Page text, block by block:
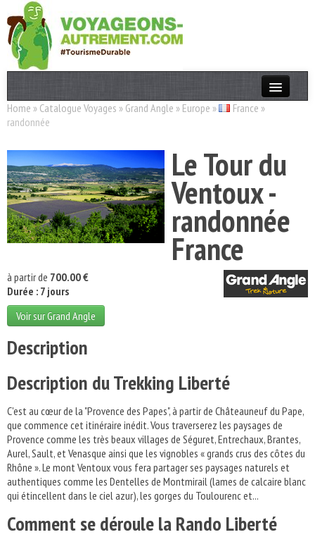
Actualités
Destinations
Acteurs
Thèmes
Home » Catalogue Voyages » Grand Angle » Europe » France »
randonnée
Le Tour du
Ventoux -
randonnée
France
à partir de 700.00 €
Durée : 7 jours
Voir sur Grand Angle
Description
Description du Trekking Liberté
C'est au cœur de la "Provence des Papes", à partir de Châteauneuf du Pape,
que commence cet itinéraire inédit. Vous traverserez les paysages de
Provence comme les très beaux villages de Séguret, Entrechaux, Brantes,
Aurel, Sault, et Venasque ainsi que les vignobles « grands crus des côtes du
Rhône ». Le mont Ventoux vous fera partager ses paysages naturels et
authentiques comme les Dentelles de Montmirail (lames de calcaire blanc
qui étincellent dans le ciel azur), les gorges du Toulourenc et...
Comment se déroule la Rando Liberté